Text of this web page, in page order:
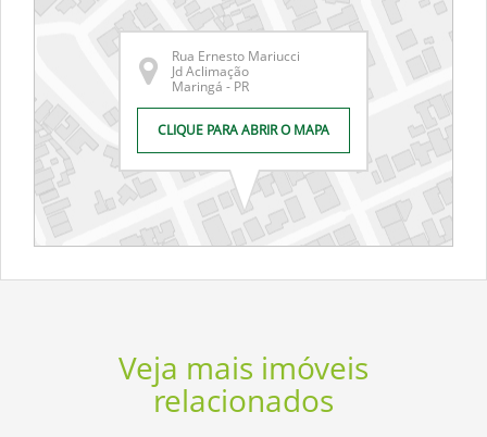
Rua Ernesto Mariucci
Jd Aclimação
Maringá - PR
CLIQUE PARA ABRIR O MAPA
Veja mais imóveis
relacionados